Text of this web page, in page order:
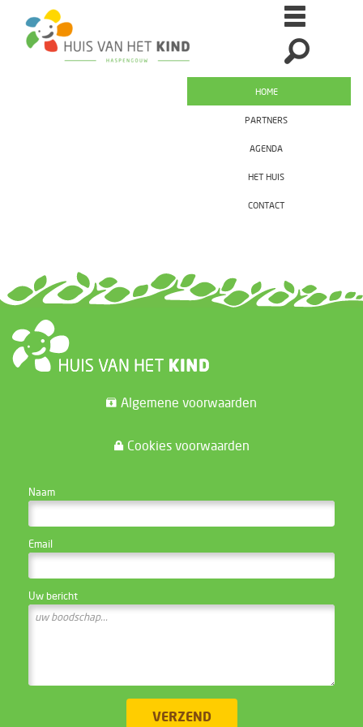
HOME
PARTNERS
AGENDA
HET HUIS
CONTACT
Algemene voorwaarden
Cookies voorwaarden
Naam
Email
Uw bericht
VERZEND